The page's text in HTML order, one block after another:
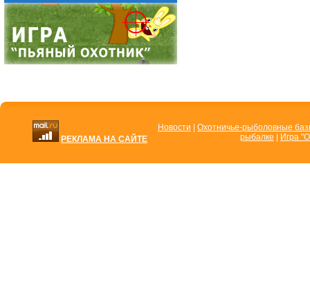
РЕКЛАМА НА САЙТЕ
Новости
Охотничье-рыболовные
рыбалке
Игра